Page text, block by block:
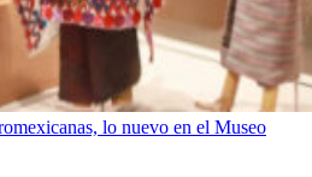
lo nuevo en el Museo